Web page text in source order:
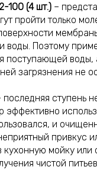
100 (4 шт.) –
пройти только
воды. Поэтому
поступающей
загрязнения не
последняя ступень
эффективно
и
привкус
кухонную мойку
чистой